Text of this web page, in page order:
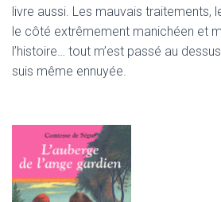
livre aussi. Les mauvais traitements,
le côté extrêmement manichéen et
l’histoire… tout m’est passé au
suis même ennuyée.